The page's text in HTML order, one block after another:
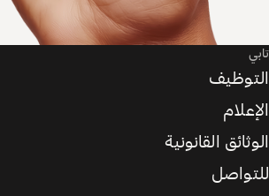
تابي
التوظيف
الإعلام
الوثائق القانونية
للتواصل